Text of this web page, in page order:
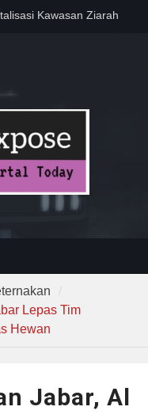
Masyarakat dan
DPWKEL Kelurahan
2026 Capai 76
Lepas Tim
Hewan
Jabar, Al